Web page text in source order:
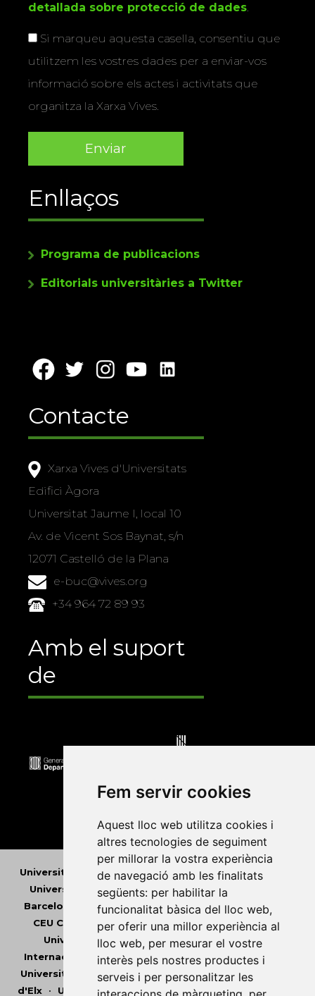
Fem servir cookies
Aquest lloc web utilitza cookies i
altres tecnologies de seguiment
per millorar la vostra experiència
de navegació amb les finalitats
següents: per habilitar la
funcionalitat bàsica del lloc web,
per oferir una millor experiència al
lloc web, per mesurar el vostre
interès pels nostres productes i
serveis i per personalitzar les
detallada sobre protecció de dades.
Si marqueu aquesta casella, consentiu que
utilitzem les vostres dades per a enviar-vos
informació sobre els actes i activitats que
organitza la Xarxa Vives.
Enllaços
Programa de publicacions
Editorials universitàries a Twitter
Contacte
Xarxa Vives d'Universitats
Edifici Àgora
Universitat Jaume I, local 10
Av. de Vicent Sos Baynat, s/n
12071 Castelló de la Plana
e-buc@vives.org
+34 964 72 89 93
Amb el suport
de
Universitat Abat Oliba CEU•Universitat d'Alacant
Universitat d'Andorra•Universitat Autònoma de
Barcelona
Universitat de Barcelona•Universitat
CEU Cardenal Herrera•Universitat de Girona •
Universitat de les Illes Balears• Universitat
Internacional de Catalunya•Universitat Jaume I
Universitat de Lleida• Universitat Miguel Hernández
d'Elx• Universitat Oberta de Catalunya•Universitat